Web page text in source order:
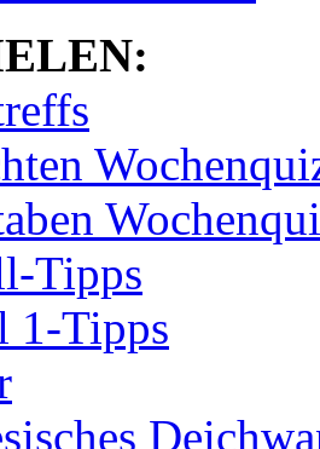
Tipps
1-Tipps